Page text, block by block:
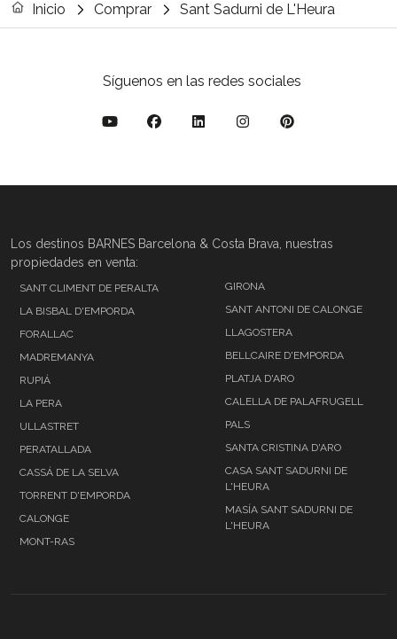
Inicio Comprar Sant Sadurni de L'Heura
Síguenos en las redes sociales
Los destinos BARNES Barcelona & Costa Brava, nuestras
propiedades en venta:
SANT CLIMENT DE PERALTA
LA BISBAL D'EMPORDA
FORALLAC
MADREMANYA
RUPIÁ
LA PERA
ULLASTRET
PERATALLADA
CASSÁ DE LA SELVA
TORRENT D'EMPORDA
CALONGE
MONT-RAS
GIRONA
SANT ANTONI DE CALONGE
LLAGOSTERA
BELLCAIRE D'EMPORDA
PLATJA D'ARO
CALELLA DE PALAFRUGELL
PALS
SANTA CRISTINA D'ARO
CASA SANT SADURNI DE
L'HEURA
MASÍA SANT SADURNI DE
L'HEURA